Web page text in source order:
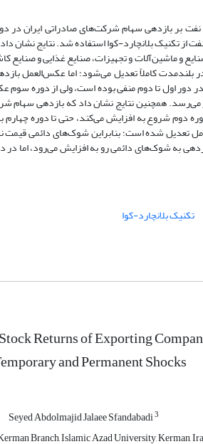
شرکت‌های صادراتی ایران در دوره 01/1399-04/1399 با استفاده
تکنیک بلانچارد-کوا استفاده شد. نتایج
و ماشین‌آلات و تجهیزات، صنایع غذایی و صنایع
کاملاً تعدیل می‌شود؛ اما عکس‌العمل
اول تا دوم منفی بوده است، ولی از دوره سوم
همچنین نتایج نشان داد که بازدهی
دوم شروع به افزایش می‌کند، حتی تا دوره
تعدیل شده است؛ بنابراین شوک‌های دائمی
به شوک‌های دائمی رو به افزایش می‌رود، اما
تکنیک بلانچارد-کوا
Returns of Exporting
and Permanent Shocks
Seyed Abdolmajid Jalaee Sfandabadi3
Branch, Islamic Azad University, Kerman,